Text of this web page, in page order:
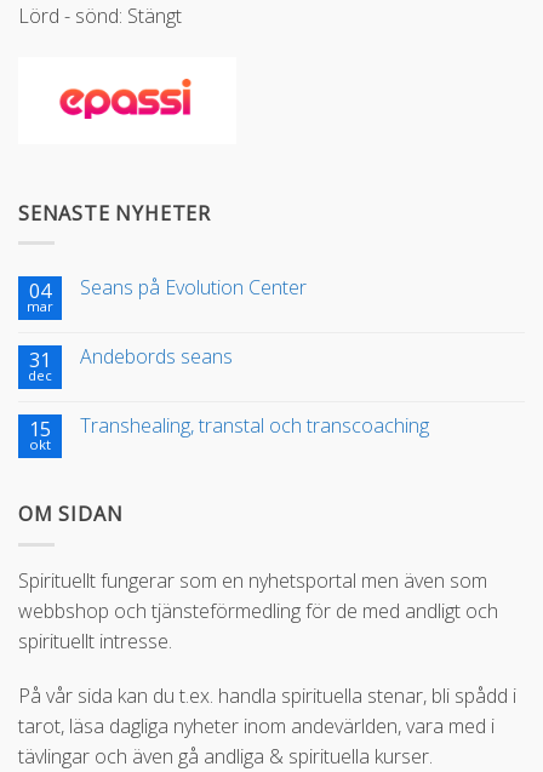
Lörd - sönd: Stängt
SENASTE NYHETER
04
mar
Seans på Evolution Center
31
dec
Andebords seans
15
okt
Transhealing, transtal och transcoaching
OM SIDAN
Spirituellt fungerar som en nyhetsportal men även som
webbshop och tjänsteförmedling för de med andligt och
spirituellt intresse.
På vår sida kan du t.ex. handla spirituella stenar, bli spådd i
tarot, läsa dagliga nyheter inom andevärlden, vara med i
tävlingar och även gå andliga & spirituella kurser.